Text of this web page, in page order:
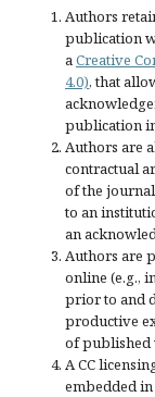
Authors
publication
aCreative
4.0), that
publication
Authors are
contractual
of the
to an
an
Authors are
online (e.g.,
prior to and
productive
of published
A CC
embedded